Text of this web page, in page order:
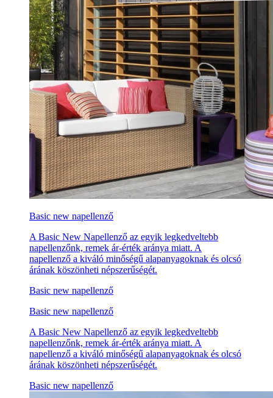
Basic new napellenző
A Basic New Napellenző az egyik legkedveltebb
napellenzőnk, remek ár-érték aránya miatt. A
napellenző a kiváló minőségű alapanyagoknak és olcsó
árának köszönheti népszerűségét.
Basic new napellenző
Basic new napellenző
A Basic New Napellenző az egyik legkedveltebb
napellenzőnk, remek ár-érték aránya miatt. A
napellenző a kiváló minőségű alapanyagoknak és olcsó
árának köszönheti népszerűségét.
Basic new napellenző